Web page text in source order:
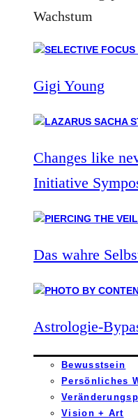
Wachstum
Gigi Young
Changes like
Initiative
Das wahre
Astrologie-
Bewusstsein
Persönliches
Vision + Art